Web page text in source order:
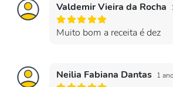
Valdemir Vieira da Rocha
Muito bom a receita é dez
Neilia Fabiana Dantas 1 ano